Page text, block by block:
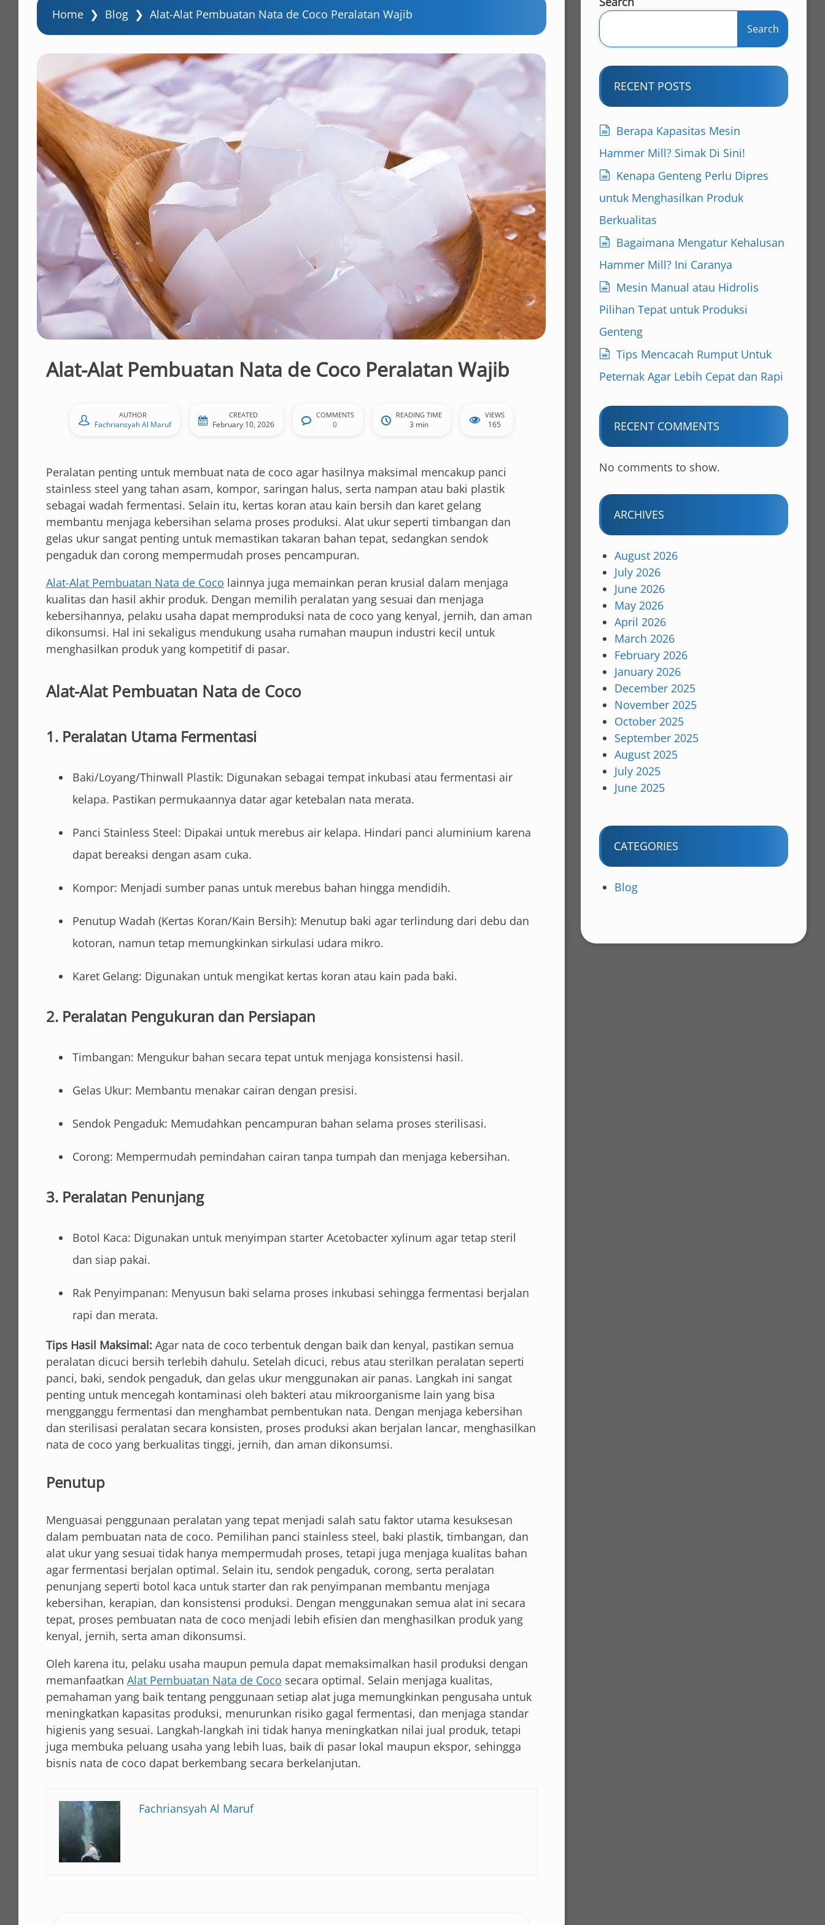
Home ❯ Blog ❯ Alat-Alat Pembuatan Nata de Coco Peralatan Wajib
Alat-Alat Pembuatan Nata de Coco Peralatan Wajib
AUTHOR
Fachriansyah Al Maruf
CREATED
February 10, 2026
COMMENTS
0
READING TIME
3 min
VIEWS
165
Peralatan penting untuk membuat nata de coco agar hasilnya maksimal mencakup panci
stainless steel yang tahan asam, kompor, saringan halus, serta nampan atau baki plastik
sebagai wadah fermentasi. Selain itu, kertas koran atau kain bersih dan karet gelang
membantu menjaga kebersihan selama proses produksi. Alat ukur seperti timbangan dan
gelas ukur sangat penting untuk memastikan takaran bahan tepat, sedangkan sendok
pengaduk dan corong mempermudah proses pencampuran.
Alat-Alat Pembuatan Nata de Coco lainnya juga memainkan peran krusial dalam menjaga
kualitas dan hasil akhir produk. Dengan memilih peralatan yang sesuai dan menjaga
kebersihannya, pelaku usaha dapat memproduksi nata de coco yang kenyal, jernih, dan aman
dikonsumsi. Hal ini sekaligus mendukung usaha rumahan maupun industri kecil untuk
menghasilkan produk yang kompetitif di pasar.
Alat-Alat Pembuatan Nata de Coco
1. Peralatan Utama Fermentasi
Baki/Loyang/Thinwall Plastik: Digunakan sebagai tempat inkubasi atau fermentasi air
kelapa. Pastikan permukaannya datar agar ketebalan nata merata.
Panci Stainless Steel: Dipakai untuk merebus air kelapa. Hindari panci aluminium karena
dapat bereaksi dengan asam cuka.
Kompor: Menjadi sumber panas untuk merebus bahan hingga mendidih.
Penutup Wadah (Kertas Koran/Kain Bersih): Menutup baki agar terlindung dari debu dan
kotoran, namun tetap memungkinkan sirkulasi udara mikro.
Karet Gelang: Digunakan untuk mengikat kertas koran atau kain pada baki.
2. Peralatan Pengukuran dan Persiapan
Timbangan: Mengukur bahan secara tepat untuk menjaga konsistensi hasil.
Gelas Ukur: Membantu menakar cairan dengan presisi.
Sendok Pengaduk: Memudahkan pencampuran bahan selama proses sterilisasi.
Corong: Mempermudah pemindahan cairan tanpa tumpah dan menjaga kebersihan.
3. Peralatan Penunjang
Botol Kaca: Digunakan untuk menyimpan starter Acetobacter xylinum agar tetap steril
dan siap pakai.
Rak Penyimpanan: Menyusun baki selama proses inkubasi sehingga fermentasi berjalan
rapi dan merata.
Tips Hasil Maksimal: Agar nata de coco terbentuk dengan baik dan kenyal, pastikan semua
peralatan dicuci bersih terlebih dahulu. Setelah dicuci, rebus atau sterilkan peralatan seperti
panci, baki, sendok pengaduk, dan gelas ukur menggunakan air panas. Langkah ini sangat
penting untuk mencegah kontaminasi oleh bakteri atau mikroorganisme lain yang bisa
mengganggu fermentasi dan menghambat pembentukan nata. Dengan menjaga kebersihan
dan sterilisasi peralatan secara konsisten, proses produksi akan berjalan lancar, menghasilkan
nata de coco yang berkualitas tinggi, jernih, dan aman dikonsumsi.
Penutup
Menguasai penggunaan peralatan yang tepat menjadi salah satu faktor utama kesuksesan
dalam pembuatan nata de coco. Pemilihan panci stainless steel, baki plastik, timbangan, dan
alat ukur yang sesuai tidak hanya mempermudah proses, tetapi juga menjaga kualitas bahan
agar fermentasi berjalan optimal. Selain itu, sendok pengaduk, corong, serta peralatan
penunjang seperti botol kaca untuk starter dan rak penyimpanan membantu menjaga
kebersihan, kerapian, dan konsistensi produksi. Dengan menggunakan semua alat ini secara
tepat, proses pembuatan nata de coco menjadi lebih efisien dan menghasilkan produk yang
kenyal, jernih, serta aman dikonsumsi.
Oleh karena itu, pelaku usaha maupun pemula dapat memaksimalkan hasil produksi dengan
memanfaatkan Alat Pembuatan Nata de Coco secara optimal. Selain menjaga kualitas,
pemahaman yang baik tentang penggunaan setiap alat juga memungkinkan pengusaha untuk
meningkatkan kapasitas produksi, menurunkan risiko gagal fermentasi, dan menjaga standar
higienis yang sesuai. Langkah-langkah ini tidak hanya meningkatkan nilai jual produk, tetapi
juga membuka peluang usaha yang lebih luas, baik di pasar lokal maupun ekspor, sehingga
bisnis nata de coco dapat berkembang secara berkelanjutan.
Fachriansyah Al Maruf
Search
RECENT POSTS
Berapa Kapasitas Mesin
Hammer Mill? Simak Di Sini!
Kenapa Genteng Perlu Dipres
untuk Menghasilkan Produk
Berkualitas
Bagaimana Mengatur Kehalusan
Hammer Mill? Ini Caranya
Mesin Manual atau Hidrolis
Pilihan Tepat untuk Produksi
Genteng
Tips Mencacah Rumput Untuk
Peternak Agar Lebih Cepat dan Rapi
RECENT COMMENTS
No comments to show.
ARCHIVES
August 2026
July 2026
June 2026
May 2026
April 2026
March 2026
February 2026
January 2026
December 2025
November 2025
October 2025
September 2025
August 2025
July 2025
June 2025
CATEGORIES
Blog